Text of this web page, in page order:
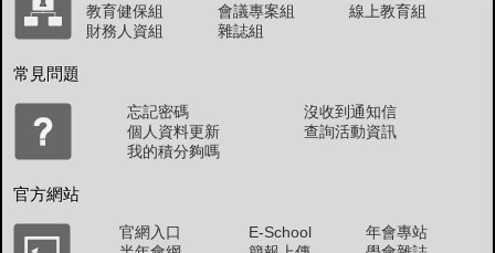
教育健保組
財務人資組
會議專案組
雜誌組
線上教育組
常見問題
忘記密碼
個人資料更新
我的積分夠嗎
沒收到通知信
查詢活動資訊
官方網站
官網入口
E-School
年會專站